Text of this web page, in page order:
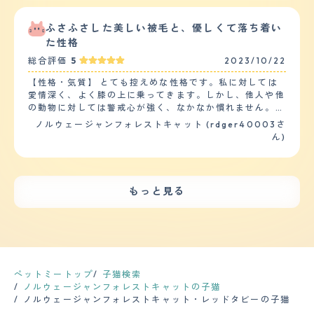
に落ち着いた。運動量については、朝と晩にそこそこ激し
く他の猫と追いかけっ子をしていて、足音が激しくフロー
リングに傷もつく。 【お手入れ】 毛質はふんわりしてい
て、毛量が多く密。春になると抜け毛が多く朝掃除機を掛
けても、夕方には毛玉が落ちている。ブラッシングをあま
りさせてくれる子ではない為、週一程度でもつれや毛玉の
付着がないか確認しあった場合にブラッシングにて除去し
ている。春と秋にサロンにてシャンプーを実施。春はカッ
トもしていて短毛猫程まで短くし抜け毛や毛玉の吐き戻し
等を軽減させている。健康面に特に悩みはなく、年に一度
混合ワクチンの接種時に健康診断(血液検査)を行ってい
たい時に困ったような声でニャーと鳴くのみ。ボリューム
甘えたい時やご飯が欲しい時に出す程度。 【総評】 好き
な所はふわふわしていて、エレガントな雰囲気がある所。
は、とっても癒される。第一印象は、イケメン君。でも穴
え入れた時は環境変化からかなり警戒してしまい、人の気
配があると飲食も排泄もせず、デビルフェイスでシャーシ
ャーしていた為、慣れてくれるのだろうかと不安だった。
鳴くことは騒音などに関するしつけもしたことがありませ
ん。 唯一、壁でのつめとぎのみしつけに苦労しました
が、お気に入りのつめとぎをいつもたっぷり用意して、そ
こでしてくれるようにお願いしています。 ・性格はとて
も温厚なので、子供やペットともうまく暮らしていけると
思います。 ただ、長毛種の特性上、1年を通して（換毛期
は特に）抜け毛がすごいので子供と過ごす際には抜け毛を
過剰に吸い込んでしまったりしないように（アレルギーに
なってしまわないように）、 こまめな掃除とブラッシン
的に投薬しています。 今は3日に1度、シロップ上の抗ア
レルギー薬をシリンジで投与しています。 その関係で3か
手入れ・シャンプー回数】 長毛種、非常に細いけでふわ
ふわと舞うような質感です。幸運なことにあまり毛玉はで
きません（まっすぐな毛質のため？） 1年中ものすごく毛
ふさふさした美しい被毛と、優しくて落ち着い
た性格
総合評価 5 2023/10/22
【性格・気質】 とても控えめな性格です。私に対しては
愛情深く、よく膝の上に乗ってきます。しかし、他人や他
の動物に対しては警戒心が強く、なかなか慣れません。特
に見知らぬ人や犬に対しては隠れたり逃げたりします。
日常的な訓練やしつけはあまり必要でした。ノアはノルウ
す。お手やおかわりなどの芸を覚えましたが、気分次第で
す。 他のペットや子供たちとの相性はあまり良くありま
せん。ノアは自分が一番だと思っているようで、他の動物
の時は注意しています。 【健康・寿命】 今のところ、大
ォレストキャットは遺伝的に心臓や腎臓などの病気にかか
りやすいと聞いていますので、注意しています。 定期的
な健康診断や投薬は必要です。ノアは半年に1回、狂犬病
ノルウェージャンフォレストキャット (rdger40003さ
ん)
もっと見る
ペットミートップ
子猫検索
ノルウェージャンフォレストキャットの子猫
ノルウェージャンフォレストキャット・レッドタビーの子猫